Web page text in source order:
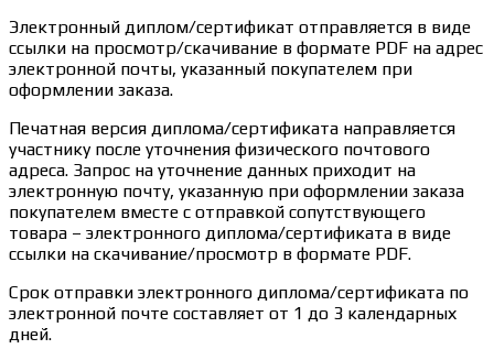
Электронный диплом/сертификат отправляется в виде
ссылки на просмотр/скачивание в формате PDF на адрес
электронной почты, указанный покупателем при
оформлении заказа.
Печатная версия диплома/сертификата направляется
участнику после уточнения физического почтового
адреса. Запрос на уточнение данных приходит на
электронную почту, указанную при оформлении заказа
покупателем вместе с отправкой сопутствующего
товара – электронного диплома/сертификата в виде
ссылки на скачивание/просмотр в формате PDF.
Срок отправки электронного диплома/сертификата по
электронной почте составляет от 1 до 3 календарных
дней.